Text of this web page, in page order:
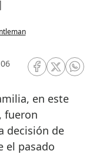
RRSS Facebook
RRSSRRSS
fueron
decisión de
el pasado